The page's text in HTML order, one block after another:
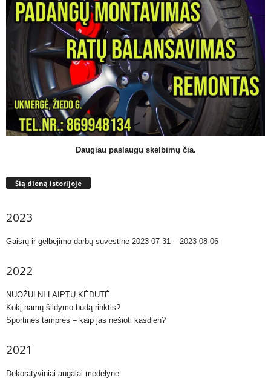
Daugiau paslaugų skelbimų čia.
Šią dieną istorijoje
2023
Gaisrų ir gelbėjimo darbų suvestinė 2023 07 31 – 2023 08 06
2022
NUOŽULNI LAIPTŲ KĖDUTĖ
Kokį namų šildymo būdą rinktis?
Sportinės tamprės – kaip jas nešioti kasdien?
2021
Dekoratyviniai augalai medelyne